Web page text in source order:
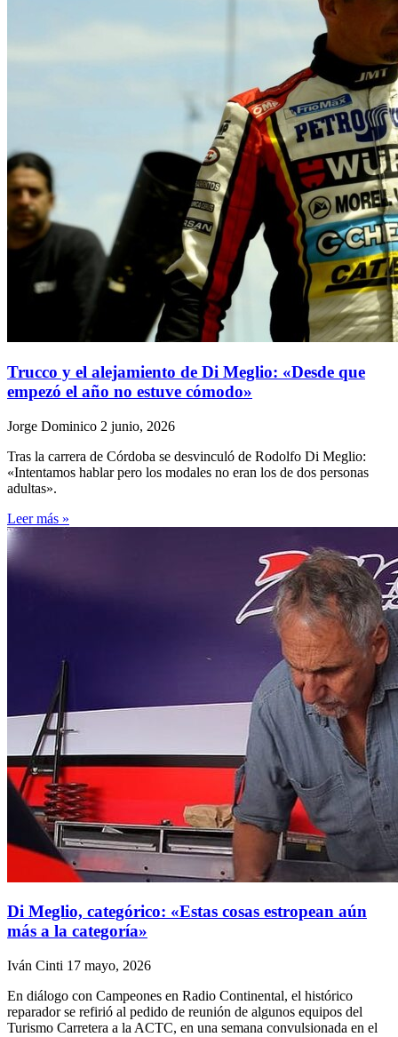
Trucco y el alejamiento de Di Meglio: «Desde que
empezó el año no estuve cómodo»
Jorge Dominico 2 junio, 2026
Tras la carrera de Córdoba se desvinculó de Rodolfo Di Meglio:
«Intentamos hablar pero los modales no eran los de dos personas
adultas».
Leer más »
Di Meglio, categórico: «Estas cosas estropean aún
más a la categoría»
Iván Cinti 17 mayo, 2026
En diálogo con Campeones en Radio Continental, el histórico
reparador se refirió al pedido de reunión de algunos equipos del
Turismo Carretera a la ACTC, en una semana convulsionada en el